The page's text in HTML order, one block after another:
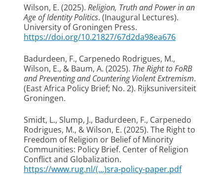
Wilson, E. (2025). Religion, Truth and Power in an
Age of Identity Politics. (Inaugural Lectures).
University of Groningen Press.
https://doi.org/10.21827/67d2da98ea676
Badurdeen, F., Carpenedo Rodrigues, M.,
Wilson, E., & Baum, A. (2025). The Right to FoRB
and Preventing and Countering Violent Extremism.
(East Africa Policy Brief; No. 2). Rijksuniversiteit
Groningen.
Smidt, L., Slump, J., Badurdeen, F., Carpenedo
Rodrigues, M., & Wilson, E. (2025). The Right to
Freedom of Religion or Belief of Minority
Communities: Policy Brief. Center of Religion
Conflict and Globalization.
https://www.rug.nl/(...)sra-policy-paper.pdf